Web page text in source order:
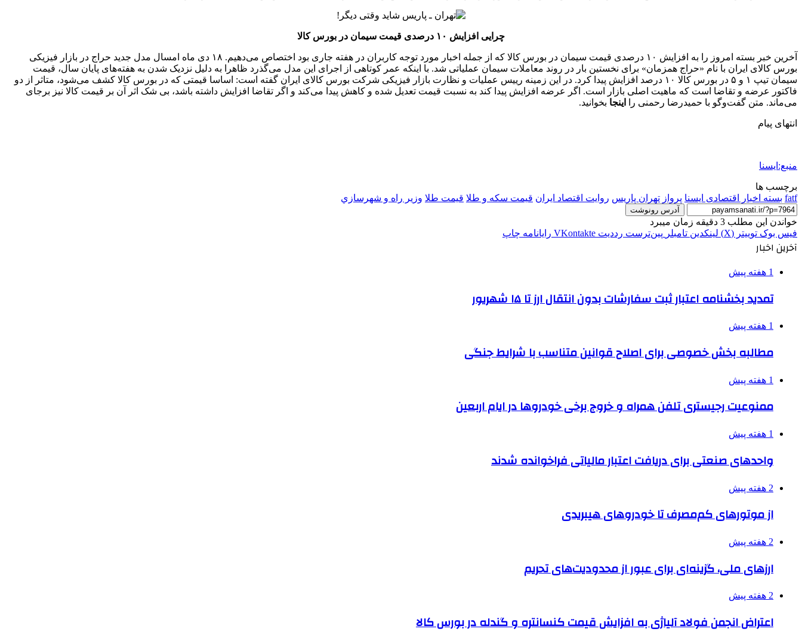
چرایی افزایش ۱۰ درصدی قیمت سیمان در بورس کالا
آخرین خبر بسته امروز را به افزایش ۱۰ درصدی قیمت سیمان در بورس کالا که از جمله اخبار مورد توجه کاربران در هفته جاری بود اختصاص می‌دهیم. ۱۸ دی ماه امسال مدل جدید حراج در بازار فیزیکی
بورس کالای ایران با نام «حراج همزمان» برای نخستین بار در روند معاملات سیمان عملیاتی شد. با اینکه عمر کوتاهی از اجرای این مدل می‌گذرد ظاهرا به دلیل نزدیک شدن به هفته‌های پایان سال، قیمت
سیمان تیپ ۱ و ۵ در بورس کالا ۱۰ درصد افزایش پیدا کرد. در این زمینه رییس عملیات و نظارت بازار فیزیکی شرکت بورس کالای ایران گفته است: اساسا قیمتی که در بورس کالا کشف می‌شود، متاثر از دو
فاکتور عرضه و تقاضا است که ماهیت اصلی بازار است. اگر عرضه افزایش پیدا کند به نسبت قیمت تعدیل شده و کاهش پیدا می‌کند و اگر تقاضا افزایش داشته باشد، بی شک اثر آن بر قیمت کالا نیز برجای
می‌ماند. متن گفت‌وگو با حمیدرضا رحمنی را
اینجا بخوانید.
انتهای پیام
منبع:ایسنا
برچسب ها
fatf بسته اخبار اقتصادی ایسنا پرواز تهران پاریس روایت اقتصاد ایران قیمت سکه و طلا قیمت طلا وزير راه و شهرسازي
آدرس رونوشت
خواندن این مطلب 3 دقیقه زمان میبرد
فیس بوک توییتر (X) لینکدین ‫تامبلر ‫پین‌ترست ‫رددیت ‫VKontakte رایانامه چاپ
آخرین اخبار
1 هفته پیش
تمدید بخشنامه اعتبار ثبت سفارشات بدون انتقال ارز تا ۱۵ شهریور
1 هفته پیش
مطالبه بخش خصوصی برای اصلاح قوانین متناسب با شرایط جنگی
1 هفته پیش
ممنوعیت رجیستری تلفن همراه و خروج برخی خودروها در ایام اربعین
1 هفته پیش
واحدهای صنعتی برای دریافت اعتبار مالیاتی فراخوانده شدند
2 هفته پیش
از موتورهای کم‌مصرف تا خودروهای هیبریدی
2 هفته پیش
ارزهای ملی، گزینه‌ای برای عبور از محدودیت‌های تحریم
2 هفته پیش
اعتراض انجمن فولاد آلیاژی به افزایش قیمت کنسانتره و گندله در بورس کالا